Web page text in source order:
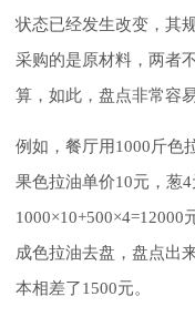
状态已经发生改变，其
采购的是原材料，两者
算，如此，盘点非常容
例如，餐厅用1000斤色
果色拉油单价10元，葱
成色拉油去盘，盘点出
本相差了1500元。